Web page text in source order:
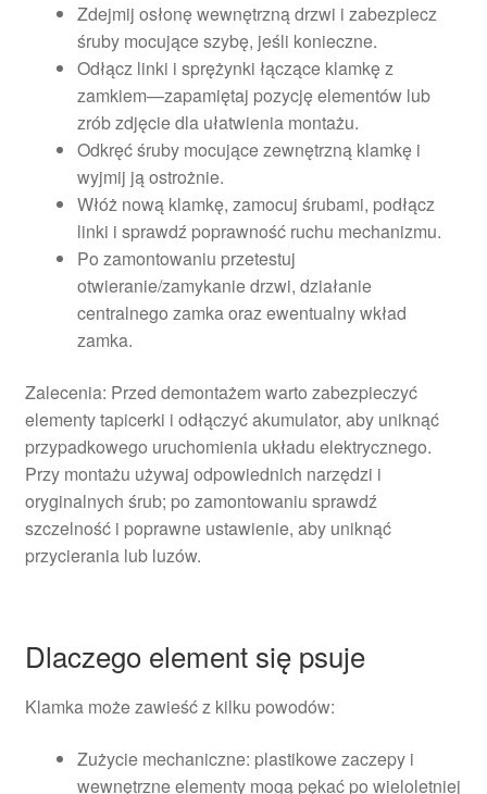
Zdejmij osłonę wewnętrzną drzwi i zabezpiecz
śruby mocujące szybę, jeśli konieczne.
Odłącz linki i sprężynki łączące klamkę z
zamkiem—zapamiętaj pozycję elementów lub
zrób zdjęcie dla ułatwienia montażu.
Odkręć śruby mocujące zewnętrzną klamkę i
wyjmij ją ostrożnie.
Włóż nową klamkę, zamocuj śrubami, podłącz
linki i sprawdź poprawność ruchu mechanizmu.
Po zamontowaniu przetestuj
otwieranie/zamykanie drzwi, działanie
centralnego zamka oraz ewentualny wkład
zamka.
Zalecenia: Przed demontażem warto zabezpieczyć
elementy tapicerki i odłączyć akumulator, aby uniknąć
przypadkowego uruchomienia układu elektrycznego.
Przy montażu używaj odpowiednich narzędzi i
oryginalnych śrub; po zamontowaniu sprawdź
szczelność i poprawne ustawienie, aby uniknąć
przycierania lub luzów.
Dlaczego element się psuje
Klamka może zawieść z kilku powodów:
Zużycie mechaniczne: plastikowe zaczepy i
wewnętrzne elementy mogą pękać po wieloletniej